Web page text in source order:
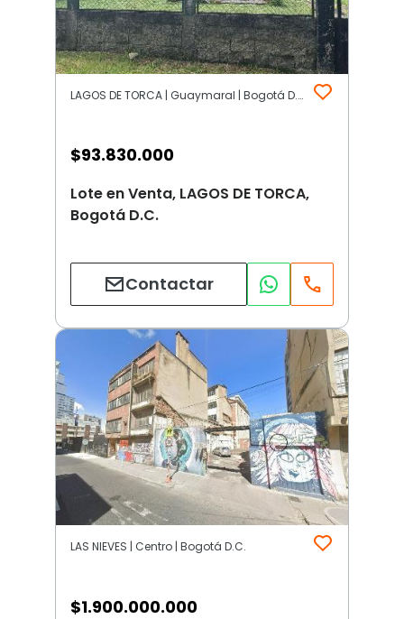
LAGOS DE TORCA | Guaymaral | Bogotá D.C.
$93.830.000
Lote en Venta, LAGOS DE TORCA,
Bogotá D.C.
Contactar
LAS NIEVES | Centro | Bogotá D.C.
$1.900.000.000